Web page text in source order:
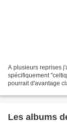
A plusieurs reprises
spécifiquement
pourrait d'avantage
Les albums